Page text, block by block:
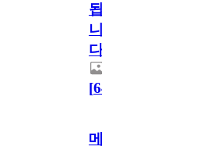
됩
니
다.
[64
메